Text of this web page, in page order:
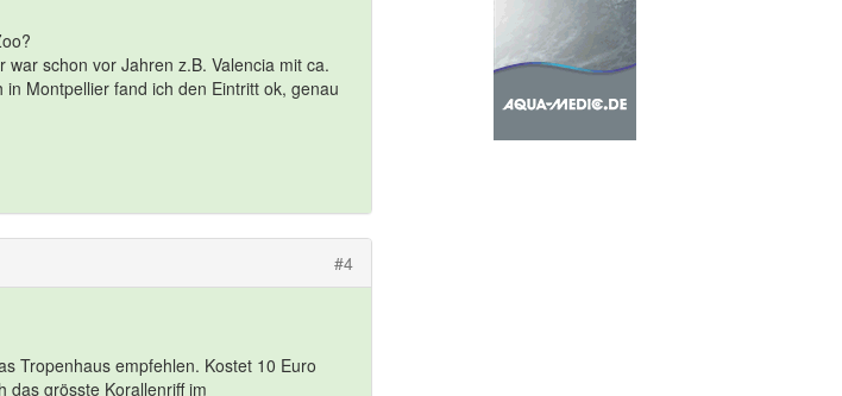
schon vor Jahren z.B. Valencia mit ca.
Montpellier fand ich den Eintritt ok, genau
#4
Tropenhaus empfehlen. Kostet 10 Euro
das grösste Korallenriff im